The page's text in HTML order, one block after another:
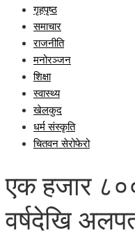
गृहपृष्ठ
समाचार
राजनीति
मनोरञ्जन
शिक्षा
स्वास्थ्य
खेलकुद
धर्म संस्कृति
चितवन सेरोफेरो
एक हजार
वर्षदेखि